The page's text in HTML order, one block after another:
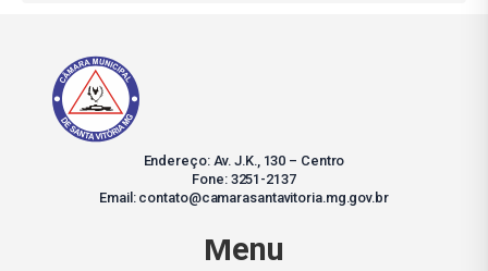
Endereço: Av. J.K., 130 – Centro
Fone: 3251-2137
Email: contato@camarasantavitoria.mg.gov.br
Menu